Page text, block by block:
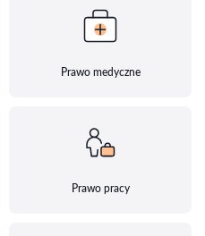
Prawo medyczne
Prawo pracy